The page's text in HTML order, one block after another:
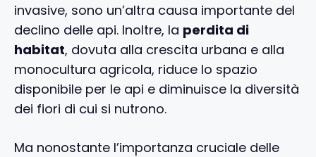
invasive, sono un’altra causa importante del
declino delle api. Inoltre, la perdita di
habitat, dovuta alla crescita urbana e alla
monocultura agricola, riduce lo spazio
disponibile per le api e diminuisce la diversità
dei fiori di cui si nutrono.
Ma nonostante l’importanza cruciale delle